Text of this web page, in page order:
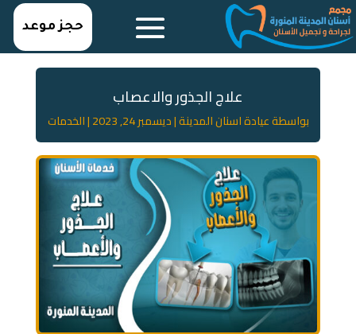
حجز موعد
علاج الجذور والاعصاب
بواسطةعيادة اسنان المدينة|ديسمبر 24, 2023 |الخدمات